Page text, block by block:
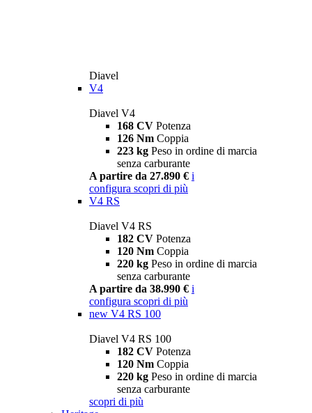
Diavel
V4
Diavel V4
168 CV Potenza
126 Nm Coppia
223 kg Peso in ordine di marcia
senza carburante
A partire da 27.890 € i
configura scopri di più
V4 RS
Diavel V4 RS
182 CV Potenza
120 Nm Coppia
220 kg Peso in ordine di marcia
senza carburante
A partire da 38.990 € i
configura scopri di più
new V4 RS 100
Diavel V4 RS 100
182 CV Potenza
120 Nm Coppia
220 kg Peso in ordine di marcia
senza carburante
scopri di più